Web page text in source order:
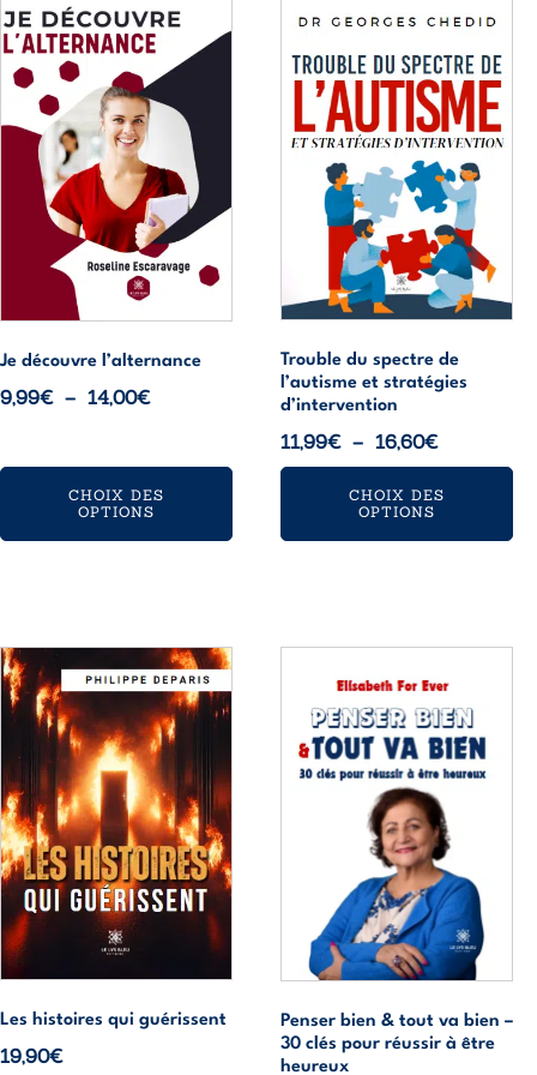
Je découvre l’alternance
9,99€ – 14,00€Plage
9,99€
à
14,00€
CHOIX DES
OPTIONS
produit
a
plusieurs
variations.
options
peuvent
choisies
page
du
Trouble du spectre de
l’autisme et stratégies
d’intervention
11,99€ – 16,60€Plage
de
prix :
CHOIX DES
OPTIONS
produit
plusieurs
variations.
Les
options
peuvent
choisies
sur
page
du
Les histoires qui guérissent
19,90€
Ce
produit
plusieurs
variations.
Les
options
peuvent
être
choisies
sur
page
du
Penser bien & tout va bien –
30 clés pour réussir à être
heureux
produit
plusieurs
variations.
choisies
sur
page
du